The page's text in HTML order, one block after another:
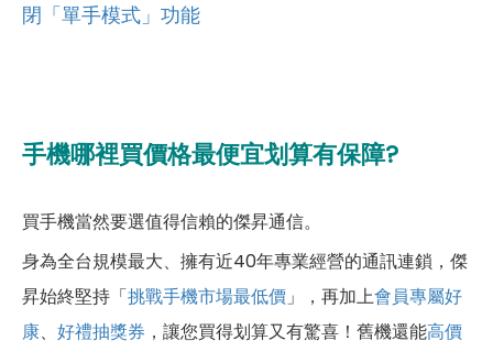
閉「單手模式」功能
手機哪裡買價格最便宜划算有保障?
買手機當然要選值得信賴的傑昇通信。
身為全台規模最大、擁有近40年專業經營的通訊連鎖，傑
昇始終堅持「挑戰手機市場最低價 」，再加上會員專屬好
康、 好禮抽獎券 ，讓您買得划算又有驚喜！舊機還能高價